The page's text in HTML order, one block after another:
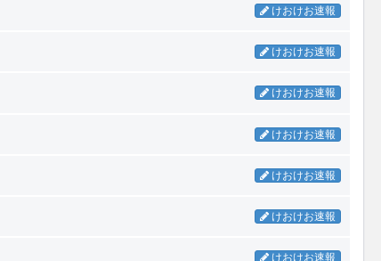
けおけお速報
けおけお速報
けおけお速報
けおけお速報
けおけお速報
けおけお速報
けおけお速報